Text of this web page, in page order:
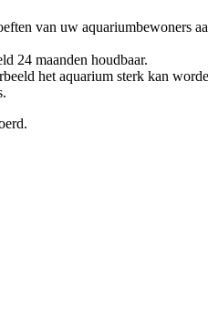
van uw aquariumbewoners
24 maanden houdbaar.
het aquarium sterk kan